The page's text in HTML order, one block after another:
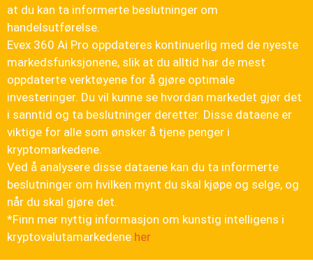
at du kan ta informerte beslutninger om
handelsutførelse.
Evex 360 Ai Pro oppdateres kontinuerlig med de nyeste
markedsfunksjonene, slik at du alltid har de mest
oppdaterte verktøyene for å gjøre optimale
investeringer. Du vil kunne se hvordan markedet gjør det
i sanntid og ta beslutninger deretter. Disse dataene er
viktige for alle som ønsker å tjene penger i
kryptomarkedene.
Ved å analysere disse dataene kan du ta informerte
beslutninger om hvilken mynt du skal kjøpe og selge, og
når du skal gjøre det.
*Finn mer nyttig informasjon om kunstig intelligens i
kryptovalutamarkedene her